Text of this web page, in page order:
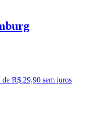
de R$ 29,90 sem juros